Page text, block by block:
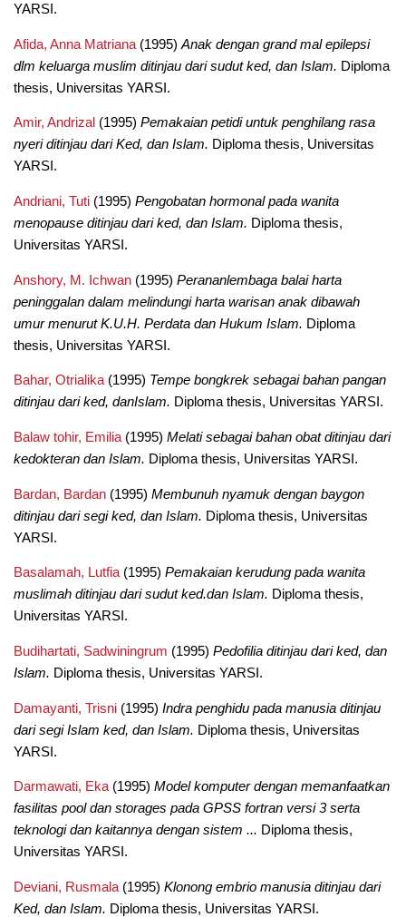
YARSI.
Afida, Anna Matriana(1995) Anak dengan grand mal epilepsi
dlm keluarga muslim ditinjau dari sudut ked, dan Islam. Diploma
thesis, Universitas YARSI.
Amir, Andrizal (1995) Pemakaian petidi untuk penghilang rasa
nyeri ditinjau dari Ked, dan Islam. Diploma thesis, Universitas
YARSI.
Andriani, Tuti(1995) Pengobatan hormonal pada wanita
menopause ditinjau dari ked, dan Islam. Diploma thesis,
Universitas YARSI.
Anshory, M. Ichwan(1995) Perananlembaga balai harta
peninggalan dalam melindungi harta warisan anak dibawah
umur menurut K.U.H. Perdata dan Hukum Islam. Diploma
thesis, Universitas YARSI.
Bahar, Otrialika(1995) Tempe bongkrek sebagai bahan pangan
ditinjau dari ked, danIslam. Diploma thesis, Universitas YARSI.
Balaw tohir, Emilia(1995) Melati sebagai bahan obat ditinjau dari
kedokteran dan Islam. Diploma thesis, Universitas YARSI.
Bardan, Bardan(1995) Membunuh nyamuk dengan baygon
ditinjau dari segi ked, dan Islam. Diploma thesis, Universitas
YARSI.
Basalamah, Lutfia(1995) Pemakaian kerudung pada wanita
muslimah ditinjau dari sudut ked.dan Islam. Diploma thesis,
Universitas YARSI.
Budihartati, Sadwiningrum (1995) Pedofilia ditinjau dari ked, dan
Islam. Diploma thesis, Universitas YARSI.
Damayanti, Trisni(1995) Indra penghidu pada manusia ditinjau
dari segi Islam ked, dan Islam. Diploma thesis, Universitas
YARSI.
Darmawati, Eka(1995) Model komputer dengan memanfaatkan
fasilitas pool dan storages pada GPSS fortran versi 3 serta
teknologi dan kaitannya dengan sistem ... Diploma thesis,
Universitas YARSI.
Deviani, Rusmala(1995) Klonong embrio manusia ditinjau dari
Ked, dan Islam. Diploma thesis, Universitas YARSI.